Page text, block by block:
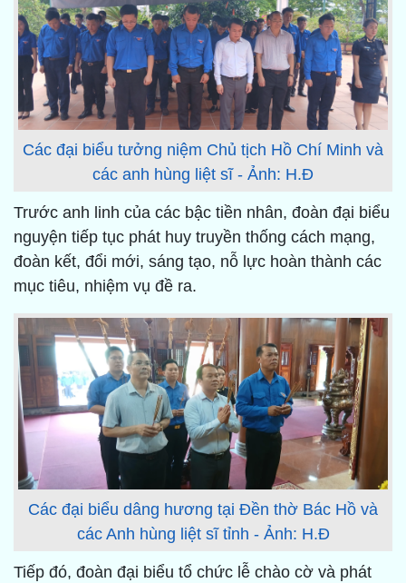
Các đại biểu tưởng niệm Chủ tịch Hồ Chí Minh và
các anh hùng liệt sĩ - Ảnh: H.Đ
Trước anh linh của các bậc tiền nhân, đoàn đại biểu
nguyện tiếp tục phát huy truyền thống cách mạng,
đoàn kết, đổi mới, sáng tạo, nỗ lực hoàn thành các
mục tiêu, nhiệm vụ đề ra.
Các đại biểu dâng hương tại Đền thờ Bác Hồ và
các Anh hùng liệt sĩ tỉnh - Ảnh: H.Đ
Tiếp đó, đoàn đại biểu tổ chức lễ chào cờ và phát